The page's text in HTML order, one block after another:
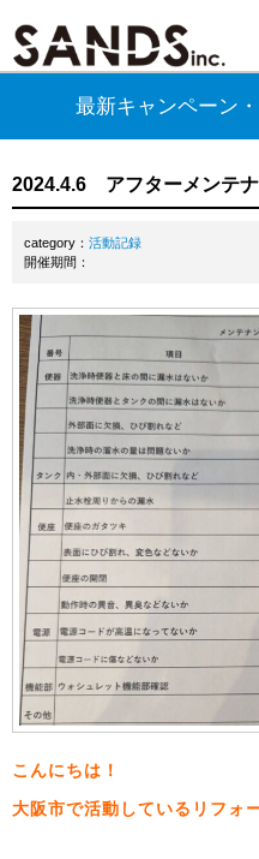
最新キャンペーン
2024.4.6 アフターメンテ
category： 活動記録
開催期間：
こんにちは！
大阪市で活動しているリフォ